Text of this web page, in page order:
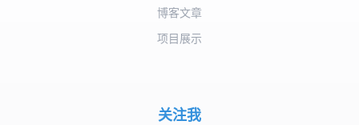
博客文章
项目展示
关注我